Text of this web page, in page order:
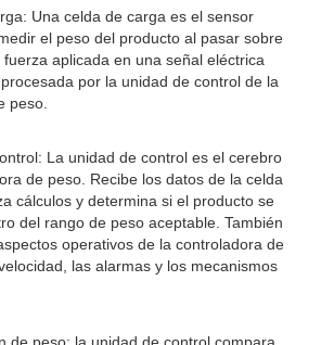
Una celda de carga es el sensor
el peso del producto al pasar sobre
aplicada en una señal eléctrica
por la unidad de control de la
peso.
La unidad de control es el cerebro
de peso. Recibe los datos de la celda
cálculos y determina si el producto se
del rango de peso aceptable. También
operativos de la controladora de
las alarmas y los mecanismos